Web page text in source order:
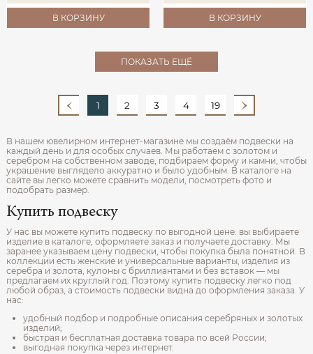
В КОРЗИНУ В КОРЗИНУ
ПОКАЗАТЬ ЕЩЁ
1 2 3 4 19
В нашем ювелирном интернет‑магазине мы создаём подвески на
каждый день и для особых случаев. Мы работаем с золотом и
серебром на собственном заводе, подбираем форму и камни, чтобы
украшение выглядело аккуратно и было удобным. В каталоге на
сайте вы легко можете сравнить модели, посмотреть фото и
подобрать размер.
Купить подвеску
У нас вы можете купить подвеску по выгодной цене: вы выбираете
изделие в каталоге, оформляете заказ и получаете доставку. Мы
заранее указываем цену подвески, чтобы покупка была понятной. В
коллекции есть женские и универсальные варианты, изделия из
серебра и золота, кулоны с бриллиантами и без вставок — мы
предлагаем их круглый год. Поэтому купить подвеску легко под
любой образ, а стоимость подвески видна до оформления заказа. У
нас:
удобный подбор и подробные описания серебряных и золотых
изделий;
быстрая и бесплатная доставка товара по всей России;
выгодная покупка через интернет.